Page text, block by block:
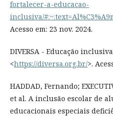
fortalecer-a-educacao-
inclusiva/
Acesso em: 23 nov. 2024.
DIVERSA - Educação
<https://diversa.org.br/>.
HADDAD, Fernando;
et al. A inclusão escolar de
educacionais especiais